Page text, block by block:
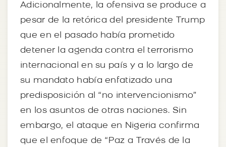
Adicionalmente, la ofensiva se produce a
pesar de la retórica del presidente Trump
que en el pasado había prometido
detener la agenda contra el terrorismo
internacional en su país y a lo largo de
su mandato había enfatizado una
predisposición al “no intervencionismo”
en los asuntos de otras naciones. Sin
embargo, el ataque en Nigeria confirma
que el enfoque de “Paz a Través de la